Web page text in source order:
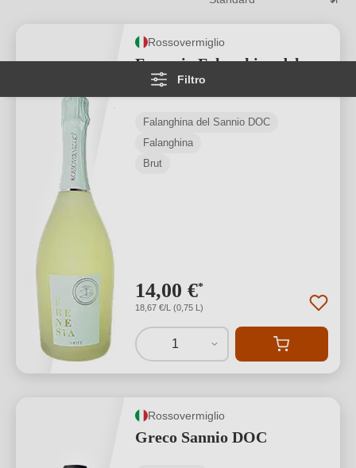
Filtro
Rossovermiglio
Frenesia Falanghina del
Sannio DOC
Falanghina del Sannio DOC
Falanghina
Brut
14,00 €*
18,67 €/L (0,75 L)
1
Rossovermiglio
Greco Sannio DOC